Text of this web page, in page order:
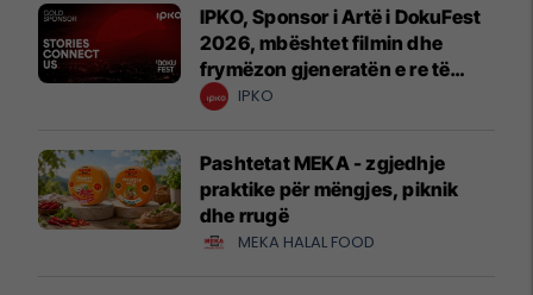
IPKO, Sponsor i Artë i DokuFest
2026, mbështet filmin dhe
frymëzon gjeneratën e re të
krijuesve
IPKO
Pashtetat MEKA - zgjedhje
praktike për mëngjes, piknik
dhe rrugë
MEKA HALAL FOOD